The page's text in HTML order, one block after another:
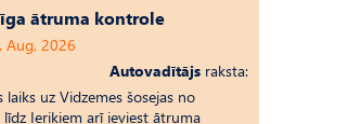
ātruma kontrole
Aug, 2026
Autovadītājs raksta:
laiks uz Vid­ze­mes šosejas no
līdz Ieriķiem arī ieviest ātruma